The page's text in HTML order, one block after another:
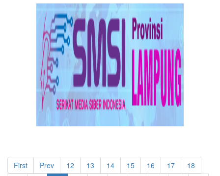
First Prev 12 13 14 15 16 17
18